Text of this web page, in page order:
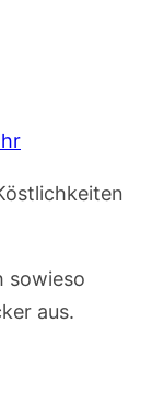
sowieso
aus.